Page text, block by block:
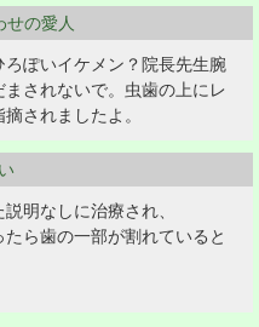
の愛人
ぽいイケメン？院長先生腕
されないで。虫歯の上にレ
されましたよ。
明なしに治療され、
ら歯の一部が割れていると